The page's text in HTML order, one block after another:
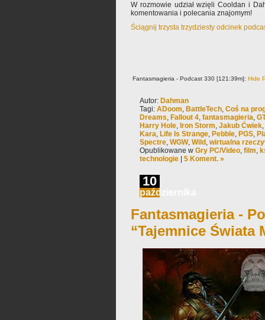
W rozmowie udział wzięli Cooldan i
komentowania i polecania znajomym!
Ściągnij trzysta trzydziesty odcinek
Fantasmagieria - Podcast 330 [121:39m]: Hide
Autor: Dahman
Tagi: ADoom, BattleTech, Coś na
Dreams, Fallout 4, fantasmagieria,
Harry Hole, Iron Storm, Jakub Ćwiek,
Kara, Life Is Strange, Pebble, PGS,
Spectre, WGW, Wild , wirtualna
Opublikowane w Gry PC/Video, film,
technologie
5 Koment. »
10
października
Fantasmagieria -
“Tajemnice Świata